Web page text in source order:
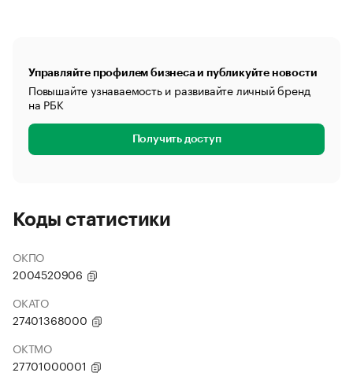
Управляйте профилем бизнеса и публикуйте новости
Повышайте узнаваемость и развивайте личный бренд
на РБК
Получить доступ
Коды статистики
ОКПО
2004520906
ОКАТО
27401368000
ОКТМО
27701000001